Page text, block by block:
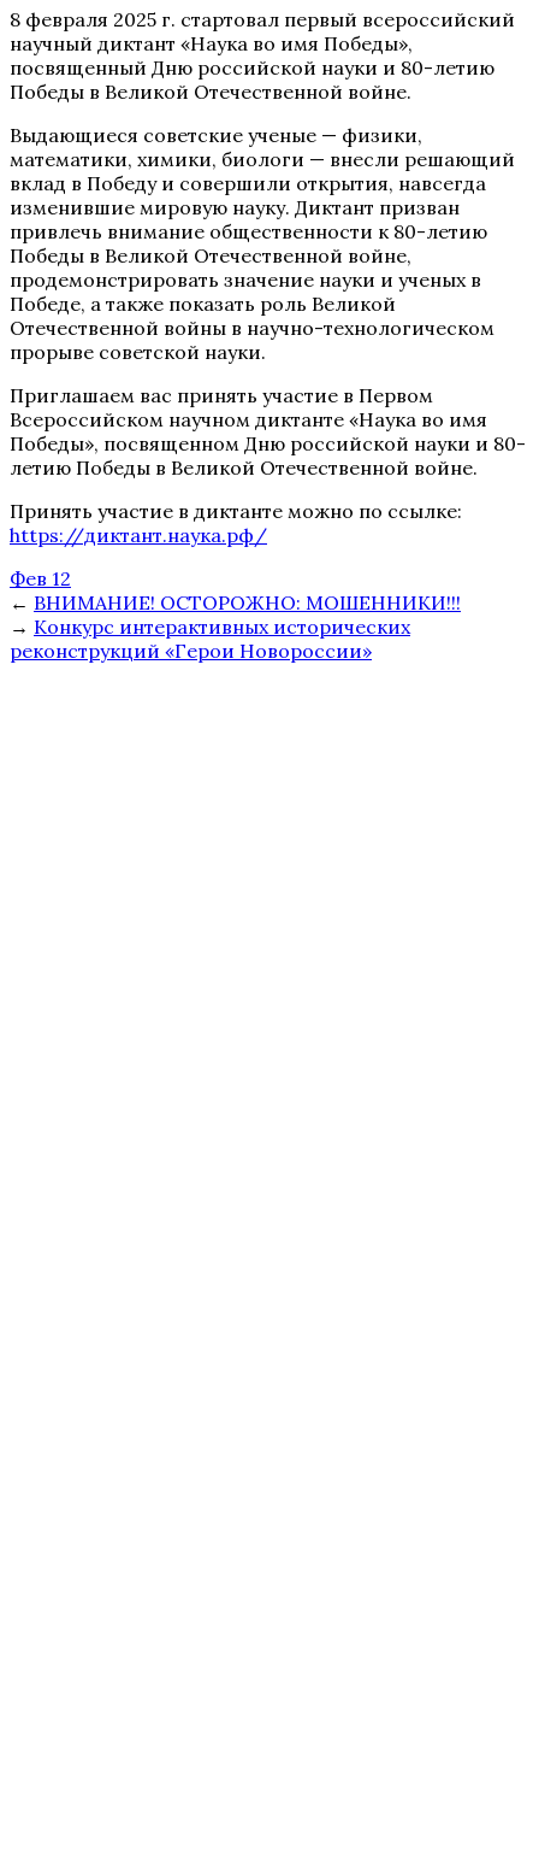
8 февраля 2025 г. стартовал первый всероссийский
научный диктант «Наука во имя Победы»,
посвященный Дню российской науки и 80-летию
Победы в Великой Отечественной войне.
Выдающиеся советские ученые — физики,
математики, химики, биологи — внесли решающий
вклад в Победу и совершили открытия, навсегда
изменившие мировую науку. Диктант призван
привлечь внимание общественности к 80-летию
Победы в Великой Отечественной войне,
продемонстрировать значение науки и ученых в
Победе, а также показать роль Великой
Отечественной войны в научно-технологическом
прорыве советской науки.
Приглашаем вас принять участие в Первом
Всероссийском научном диктанте «Наука во имя
Победы», посвященном Дню российской науки и 80-
летию Победы в Великой Отечественной войне.
Принять участие в диктанте можно по ссылке:
https://диктант.наука.рф/
Фев 12
← ВНИМАНИЕ! ОСТОРОЖНО: МОШЕННИКИ!!!
→ Конкурс интерактивных исторических
реконструкций «Герои Новороссии»